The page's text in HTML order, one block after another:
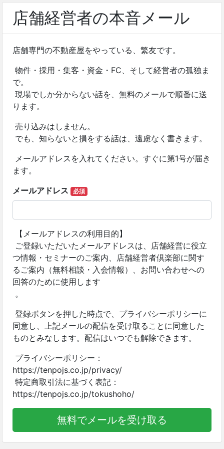
店舗経営者の本音メール
店舗専門の不動産屋をやっている、繁友です。
物件・採用・集客・資金・FC、そして経営者の孤独ま
で。
現場でしか分からない話を、無料のメールで順番に送
ります。
売り込みはしません。
でも、知らないと損をする話は、遠慮なく書きます。
メールアドレスを入れてください。すぐに第1号が届き
ます。
メールアドレス
必須
【メールアドレスの利用目的】
ご登録いただいたメールアドレスは、店舗経営に役立
つ情報・セミナーのご案内、店舗経営者倶楽部に関す
るご案内（無料相談・入会情報）、お問い合わせへの
回答のために使用します
。
登録ボタンを押した時点で、プライバシーポリシーに
同意し、上記メールの配信を受け取ることに同意した
ものとみなします。配信はいつでも解除できます。
プライバシーポリシー：
https://tenpojs.co.jp/privacy/
特定商取引法に基づく表記：
https://tenpojs.co.jp/tokushoho/
無料でメールを受け取る